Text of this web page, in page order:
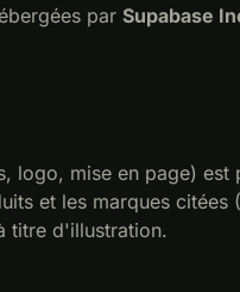
par Supabase
logo, mise en page)
et les marques citées
titre d'illustration.